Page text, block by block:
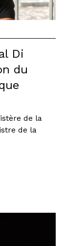
Di
du
de la
de la